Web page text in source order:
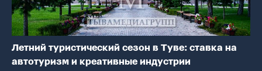
Летний туристический сезон в Туве: ставка на
автотуризм и креативные индустрии